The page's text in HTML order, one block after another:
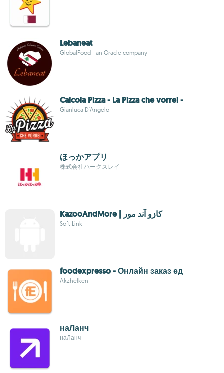
Lebaneat
GlobalFood - an Oracle company
Calcola Pizza - La Pizza che vorrei -
Gianluca D'Angelo
ほっかアプリ
株式会社ハークスレイ
KazooAndMore | كازو آند مور
Soft Link
foodexpresso - Онлайн заказ ед
Akzhelken
наЛанч
наЛанч